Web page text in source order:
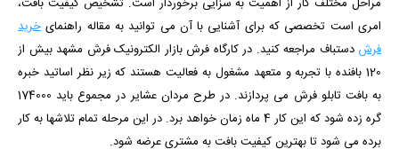
امری است تخصصی که برای آشنایی با آن می توانید به مقاله راهنمای خرید
فرش دستباف مراجعه کنید. در کارگاه فرش بازار الکترونیک فرش مشهد بیش از
120 بافنده با تجربه و متعهد مشغول به فعالیت هستند که زیر نظر اساتید خبره
به بافت تابلو فرش می پردازند. در طرح مردان عشایر
در مجموع باید 174000
گره زده شود که این کار 4 ماه زمان خواهد برد. در این مرحله تمام تلاشها به کار
برده می شود تا بهترین کیفیت بافت به مشتری عرضه شود.